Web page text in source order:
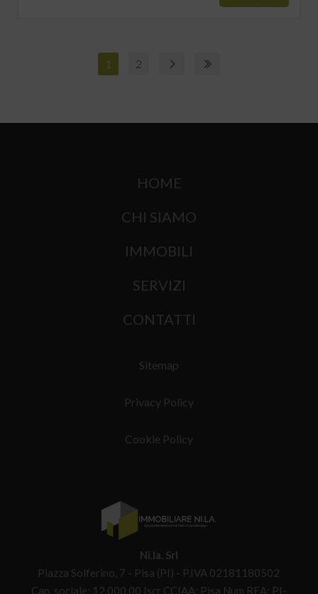
1 2
HOME
CHI SIAMO
IMMOBILI
SERVIZI
CONTATTI
Sitemap
Privacy Policy
Cookie Policy
Ni.la. Srl
Piazza Solferino, 7 - Pisa (PI) - P.IVA 02181180502
Cap. sociale: 12.000,00 Iscr CCIAA: Pisa Num REA: PI-